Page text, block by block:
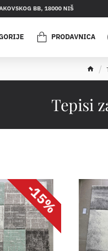
BB, 18000 NIŠ
PRODAVNICA
Tepisi
h
o
-15%